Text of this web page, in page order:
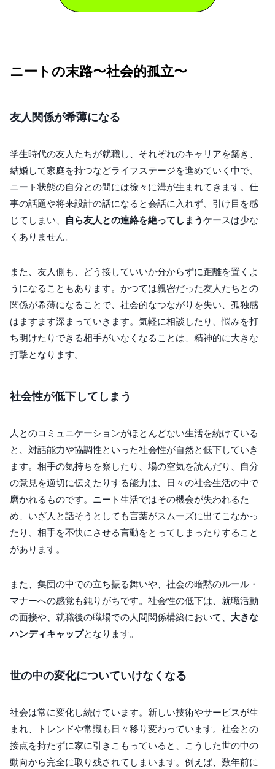
ニートの末路〜社会的孤立〜
友人関係が希薄になる
学生時代の友人たちが就職し、それぞれのキャリアを築き、
結婚して家庭を持つなどライフステージを進めていく中で、
ニート状態の自分との間には徐々に溝が生まれてきます。仕
事の話題や将来設計の話になると会話に入れず、引け目を感
じてしまい、
自ら友人との連絡を絶ってしまうケースは少な
くありません。
また、友人側も、どう接していいか分からずに距離を置くよ
うになることもあります。かつては親密だった友人たちとの
関係が希薄になることで、社会的なつながりを失い、孤独感
はますます深まっていきます。気軽に相談したり、悩みを打
ち明けたりできる相手がいなくなることは、精神的に大きな
打撃となります。
社会性が低下してしまう
人とのコミュニケーションがほとんどない生活を続けている
と、対話能力や協調性といった社会性が自然と低下していき
ます。相手の気持ちを察したり、場の空気を読んだり、自分
の意見を適切に伝えたりする能力は、日々の社会生活の中で
磨かれるものです。ニート生活ではその機会が失われるた
め、いざ人と話そうとしても言葉がスムーズに出てこなかっ
たり、相手を不快にさせる言動をとってしまったりすること
があります。
また、集団の中での立ち振る舞いや、社会の暗黙のルール・
マナーへの感覚も鈍りがちです。社会性の低下は、就職活動
の面接や、就職後の職場での人間関係構築において、 大きな
ハンディキャップとなります。
世の中の変化についていけなくなる
社会は常に変化し続けています。新しい技術やサービスが生
まれ、トレンドや常識も日々移り変わっています。社会との
接点を持たずに家に引きこもっていると、こうした世の中の
動向から完全に取り残されてしまいます。例えば、数年前に